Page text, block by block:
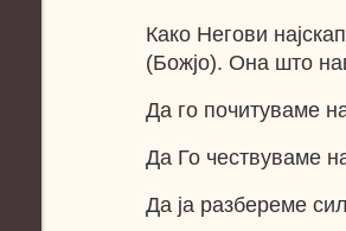
Како Негови
(Божјо). Она што
Да го почитуваме
Да Го чествуваме
Да ја разбереме